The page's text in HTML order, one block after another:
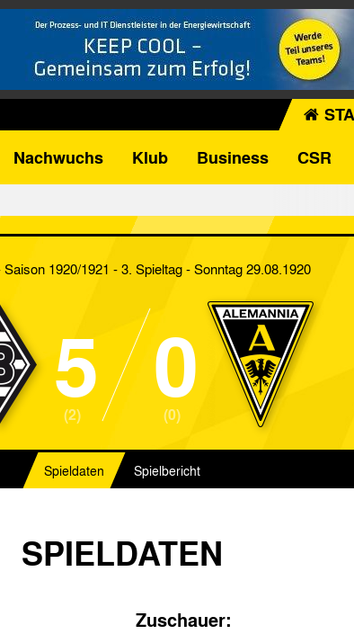
Nachwuchs Klub Business CSR
1920/1921 - 3. Spieltag- Sonntag 29.08.1920
5
(2) 0
(0)
Spieldaten Spielbericht
SPIELDATEN
Zuschauer: